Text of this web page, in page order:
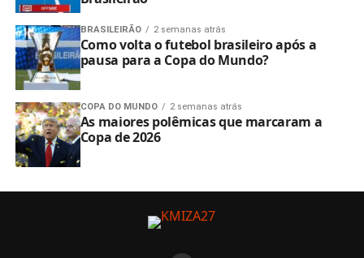
BRASILEIRÃO 2 semanas atrás
Como volta o futebol brasileiro após a
pausa para a Copa do Mundo?
COPA DO MUNDO 2 semanas atrás
As maiores polêmicas que marcaram a
Copa de 2026